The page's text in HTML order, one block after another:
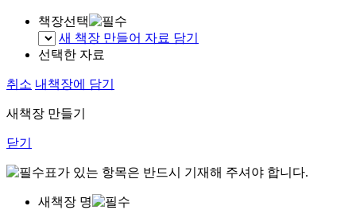
책장선택
새 책장 만들어 자료 담기
선택한 자료
취소 내책장에 담기
새책장 만들기
닫기
표가 있는 항목은 반드시 기재해 주셔야 합니다.
새책장 명